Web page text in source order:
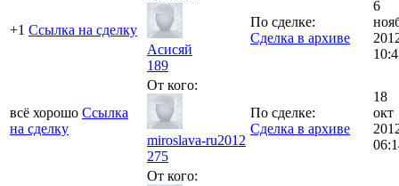
+1 Ссылка на сделку
Асисяй
189
По сделке:
Сделка в архиве
6
всё хорошо Ссылка
на сделку
От кого:
miroslava-ru2012
275
По сделке:
Сделка в архиве
18
окт
От кого: